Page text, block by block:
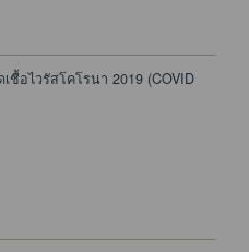
ชื้อไวรัสโคโรนา 2019 (COVID